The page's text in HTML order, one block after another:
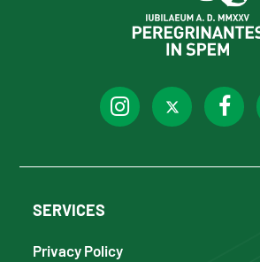
SERVICES
Privacy Policy